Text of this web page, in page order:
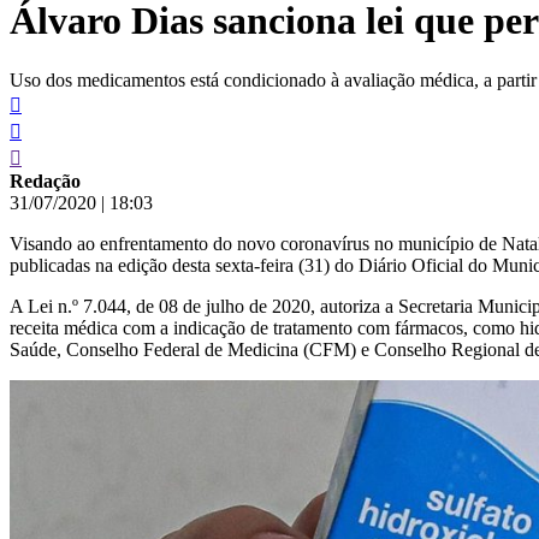
conteúdo
Álvaro Dias sanciona lei que
Uso dos medicamentos está condicionado à avaliação médica, a
Redação
31/07/2020 | 18:03
Visando ao enfrentamento do novo coronavírus no município de
publicadas na edição desta sexta-feira (31) do Diário Oficial do
A Lei n.º 7.044, de 08 de julho de 2020, autoriza a Secretaria
receita médica com a indicação de tratamento com fármacos, como
Saúde, Conselho Federal de Medicina (CFM) e Conselho Regional